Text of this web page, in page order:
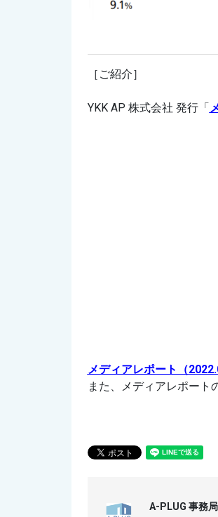
［ご紹介］
YKK AP 株式会社 発行「
メディアレポート（
また、メディアレポート
A-PLUG 事務局